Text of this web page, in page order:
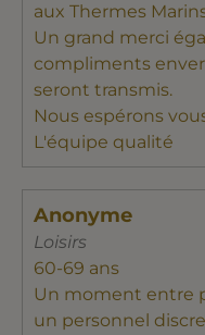
aux Thermes
Un grand merci
compliments
seront transmis.
Nous espérons
L'équipe qualité
Anonyme
Loisirs
60-69 ans
Un moment entre
un personnel